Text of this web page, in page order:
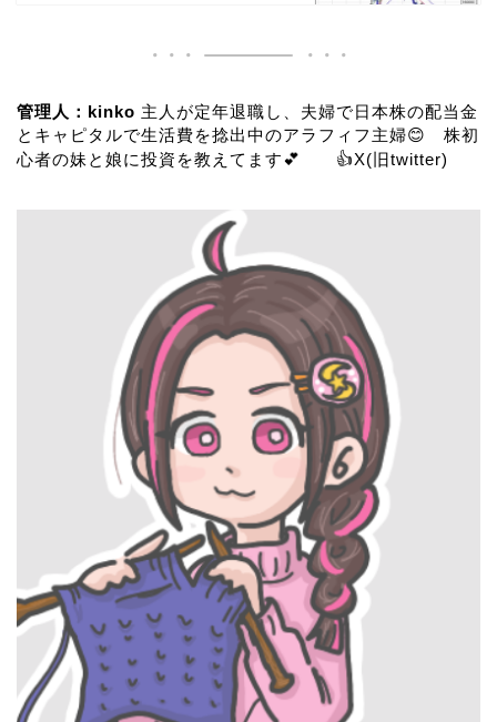
管理人：kinko 主人が定年退職し、夫婦で日本株の配当金
とキャピタルで生活費を捻出中のアラフィフ主婦😊 株初
心者の妹と娘に投資を教えてます💕 👍X(旧twitter)